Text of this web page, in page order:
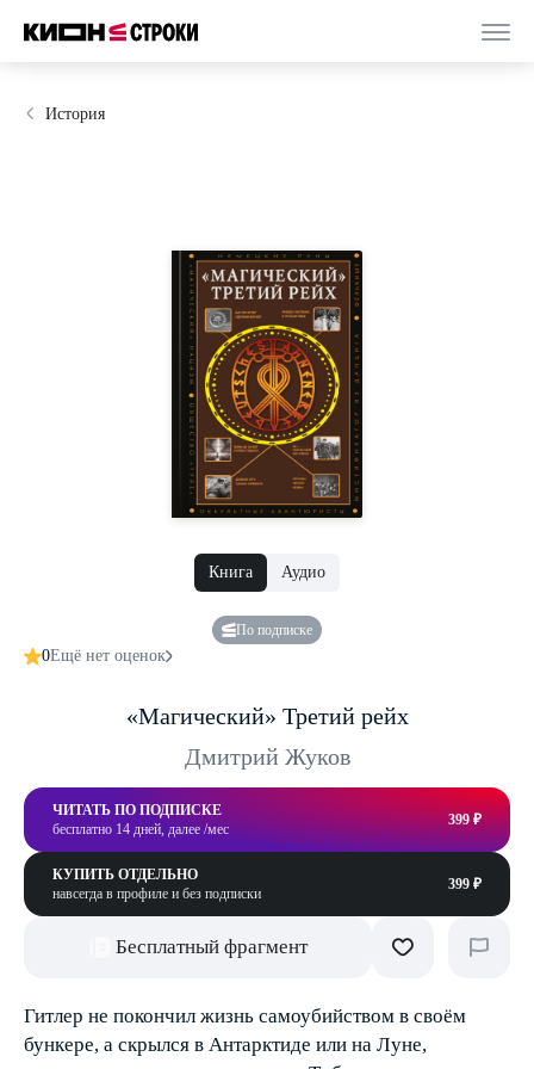
История
Книга Аудио
По подписке
0Ещё нет оценок
«Магический» Третий рейх
Дмитрий Жуков
ЧИТАТЬ ПО ПОДПИСКЕ
бесплатно 14 дней, далее /мес
399 ₽
КУПИТЬ ОТДЕЛЬНО
навсегда в профиле и без подписки
399 ₽
Бесплатный фрагмент
Гитлер не покончил жизнь самоубийством в своём
бункере, а скрылся в Антарктиде или на Луне,